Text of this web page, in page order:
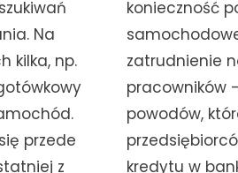
Na
kilka, np.
przede
z
konieczność
zatrudnienie
pracowników
powodów,
kredytu w